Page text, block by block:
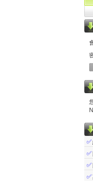
✅
✅
✅
✅